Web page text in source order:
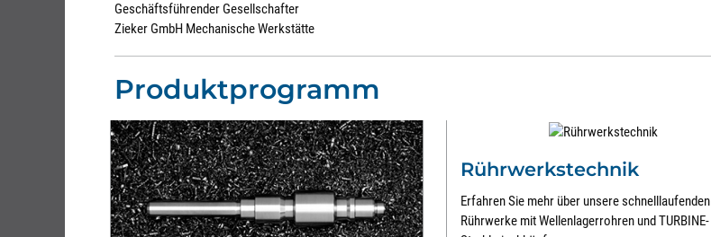
Geschäftsführender Gesellschafter
Zieker GmbH Mechanische Werkstätte
Produktprogramm
Rührwerkstechnik
Erfahren Sie mehr über unsere schnelllaufenden
Rührwerke mit Wellenlagerrohren und TURBINE-